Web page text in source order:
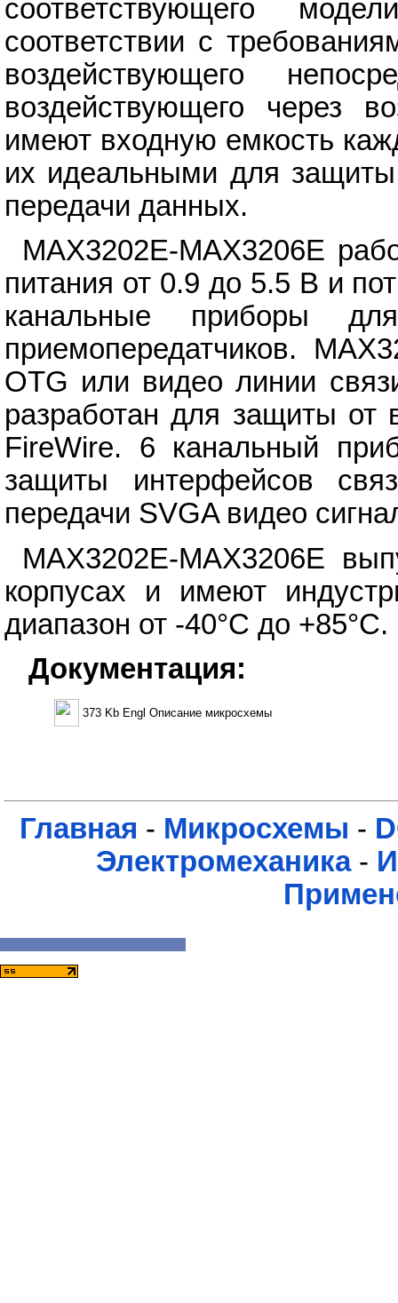
соответствующего
соответствии с
воздействующего
воздействующего через
имеют входную емкость
их идеальными для
передачи данных.
MAX3202E-MAX3206E
питания от 0.9 до 5.5 В и
канальные приборы
приемопередатчиков.
OTG или видео линии
разработан для защиты от
FireWire. 6 канальный
защиты интерфейсов
передачи SVGA видео
MAX3202E-MAX3206E
корпусах и имеют
диапазон от -40°C до +85°C.
Документация:
373 Kb Engl Описание микросхемы
Главная - Микросхемы -
Электромеханика-